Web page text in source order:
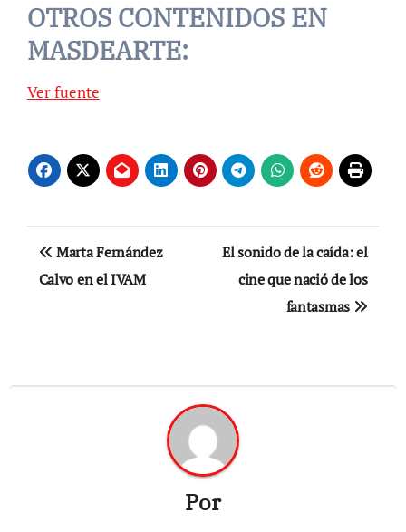
OTROS CONTENIDOS EN
MASDEARTE:
Ver fuente
Navegación
de
Marta Fernández
Calvo en el IVAM
El sonido de la caída: el
cine que nació de los
fantasmas
Por